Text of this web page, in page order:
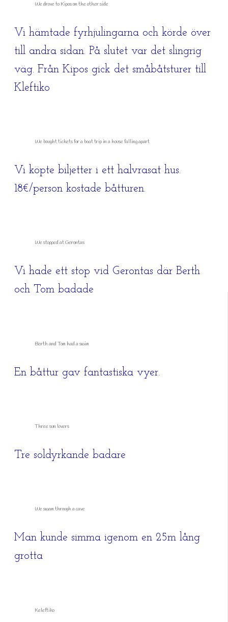
We drove to Kipos on the other side
Vi hämtade fyrhjulingarna och körde över
till andra sidan. På slutet var det slingrig
väg. Från Kipos gick det småbåtsturer till
Kleftiko
We bought tickets for a boat trip in a house falling apart
Vi köpte biljetter i ett halvrasat hus.
18€/person kostade båtturen.
We stopped at Gerontas
Vi hade ett stop vid Gerontas där Berth
och Tom badade
Berth and Tom had a swim
En båttur gav fantastiska vyer.
Three sun lovers
Tre soldyrkande badare
We swam through a cave
Man kunde simma igenom en 25m lång
grotta
Keleftiko